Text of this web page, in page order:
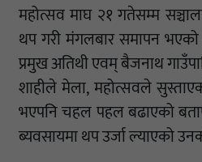
महोत्सव माघ २१ गतेसम्म
थप गरी मंगलबार समापन भएको
प्रमुख अतिथी एवम् बैजनाथ
शाहीले मेला, महोत्सवले
भएपनि चहल पहल बढाएको
ब्यवसायमा थप उर्जा ल्याएको